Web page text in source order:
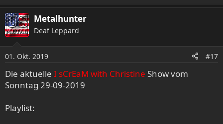
a
k
t
i
o
n
e
n
:
Metalhunter
Deaf Leppard
01. Okt. 2019 #17
Die aktuelle I sCrEaM with Christine Show vom
Sonntag 29-09-2019
Playlist: